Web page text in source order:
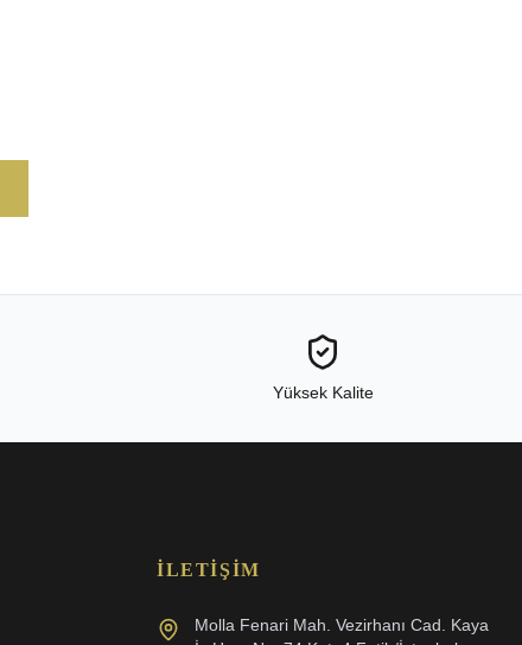
Yüksek Kalite
İLETIŞIM
Molla Fenari Mah. Vezirhanı Cad. Kaya